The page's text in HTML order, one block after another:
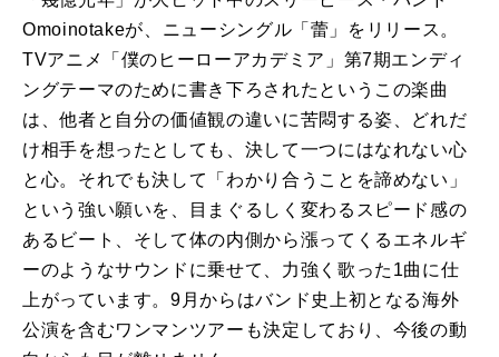
Omoinotakeが、ニューシングル「蕾」をリリース。
TVアニメ「僕のヒーローアカデミア」第7期エンディ
ングテーマのために書き下ろされたというこの楽曲
は、他者と自分の価値観の違いに苦悶する姿、どれだ
け相手を想ったとしても、決して一つにはなれない心
と心。それでも決して「わかり合うことを諦めない」
という強い願いを、目まぐるしく変わるスピード感の
あるビート、そして体の内側から漲ってくるエネルギ
ーのようなサウンドに乗せて、力強く歌った1曲に仕
上がっています。9月からはバンド史上初となる海外
公演を含むワンマンツアーも決定しており、今後の動